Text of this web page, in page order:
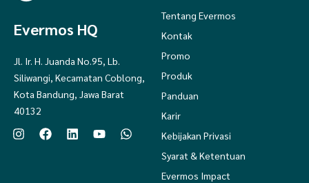
Evermos HQ
Jl. Ir. H. Juanda No.95, Lb.
Siliwangi, Kecamatan Coblong,
Kota Bandung, Jawa Barat
40132
Tentang Evermos
Kontak
Promo
Produk
Panduan
Karir
Kebijakan Privasi
Syarat & Ketentuan
Evermos Impact